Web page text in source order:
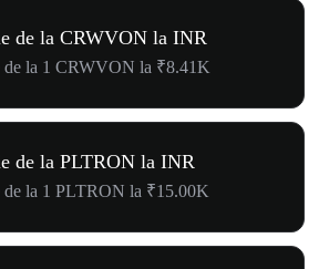
de la CRWVON la INR
de la 1 CRWVON la ₹8.41K
de la PLTRON la INR
de la 1 PLTRON la ₹15.00K